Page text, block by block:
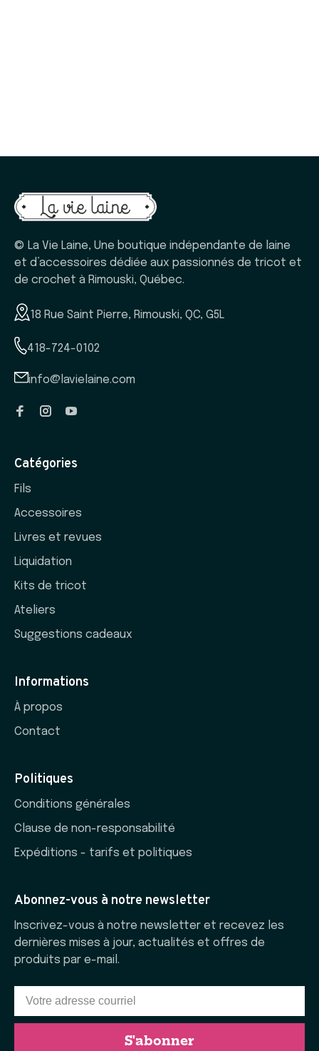
© La Vie Laine, Une boutique indépendante de laine
et d’accessoires dédiée aux passionnés de tricot et
de crochet à Rimouski, Québec.
18 Rue Saint Pierre, Rimouski, QC, G5L
418-724-0102
info@lavielaine.com
Catégories
Fils
Accessoires
Livres et revues
Liquidation
Kits de tricot
Ateliers
Suggestions cadeaux
Informations
À propos
Contact
Politiques
Conditions générales
Clause de non-responsabilité
Expéditions - tarifs et politiques
Abonnez-vous à notre newsletter
Inscrivez-vous à notre newsletter et recevez les
dernières mises à jour, actualités et offres de
produits par e-mail.
S'abonner